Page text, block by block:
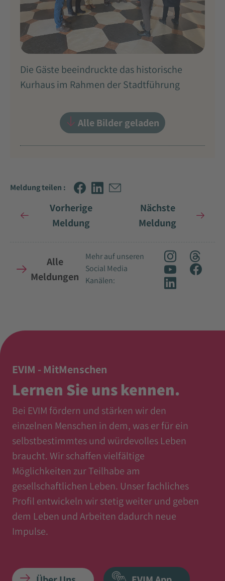
Die Gäste beeindruckte das historische
Kurhaus im Rahmen der Stadtführung
Alle Bilder geladen
Meldung teilen :
Vorherige
Meldung
Nächste
Meldung
Alle
Meldungen
Mehr auf unseren
Social Media
Kanälen:
EVIM - MitMenschen
Lernen Sie uns kennen.
Bei EVIM fördern und stärken wir den
einzelnen Menschen in dem, was er für ein
selbstbestimmtes und würdevolles Leben
braucht. Wir schaffen vielfältige
Möglichkeiten zur Teilhabe am
gesellschaftlichen Leben. Unser fachliches
Profil entwickeln wir stetig weiter und geben
dem Leben und Arbeiten dadurch neue
Impulse.